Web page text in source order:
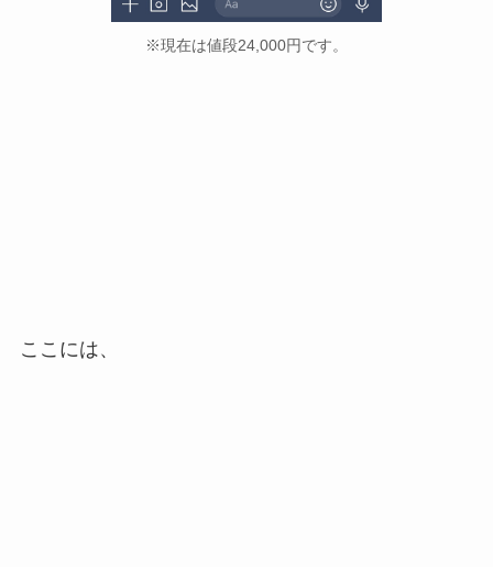
※現在は値段24,000円です。
ここには、